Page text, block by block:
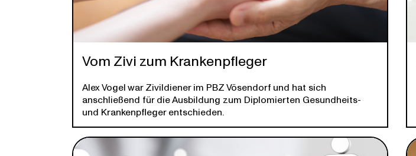
Vom Zivi zum Krankenpfleger
Alex Vogel war Zivildiener im PBZ Vösendorf und hat sich
anschließend für die Ausbildung zum Diplomierten Gesundheits-
und Krankenpfleger entschieden.